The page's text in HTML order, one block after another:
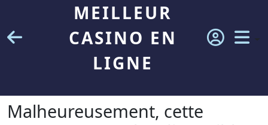
MEILLEUR
CASINO EN
LIGNE
Malheureusement, cette